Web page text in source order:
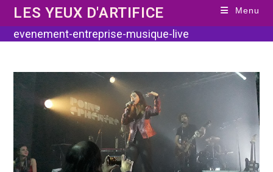
content
LES YEUX D'ARTIFICE Menu
evenement-entreprise-musique-live